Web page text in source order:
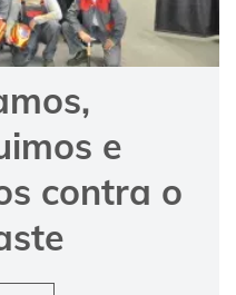
e
contra o